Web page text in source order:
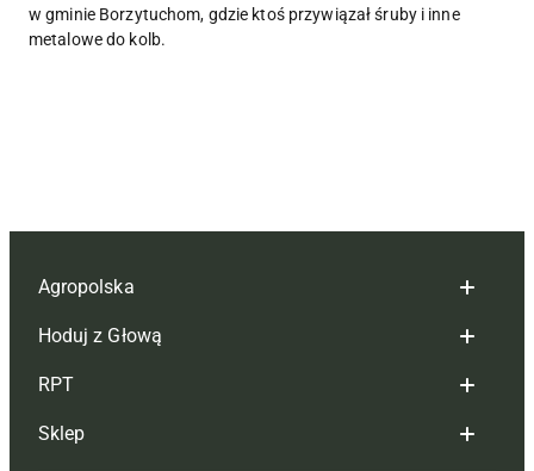
w gminie Borzytuchom, gdzie ktoś przywiązał śruby i inne
metalowe do kolb.
Agropolska
Redakcja
Reklama
Tagi
Hoduj z Głową
Hoduj z głową bydło
Hoduj z głową świnie
RPT
Redakcja
Sklep